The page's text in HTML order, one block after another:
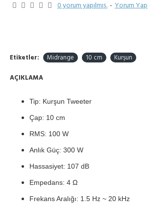
0 yorum yapılmış. - Yorum Yap
Etiketler: Midrange 10 cm Kurşun
AÇIKLAMA
Tip: Kurşun Tweeter
Çap: 10 cm
RMS: 100 W
Anlık Güç: 300 W
Hassasiyet: 107 dB
Empedans: 4 Ω
Frekans Aralığı: 1.5 Hz ~ 20 kHz